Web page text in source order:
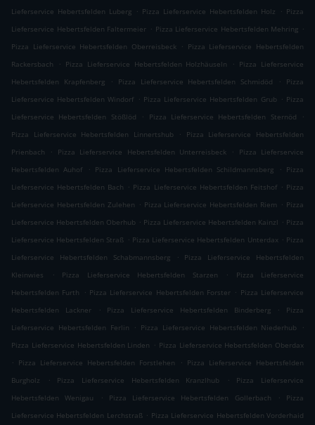
Lieferservice Hebertsfelden Luberg . Pizza Lieferservice Hebertsfelden Holz . Pizza
Lieferservice Hebertsfelden Faltermeier . Pizza Lieferservice Hebertsfelden Mehring .
Pizza Lieferservice Hebertsfelden Oberreisbeck . Pizza Lieferservice Hebertsfelden
Rackersbach
. Pizza Lieferservice Hebertsfelden Holzhäuseln . Pizza Lieferservice
Hebertsfelden Krapfenberg
. Pizza Lieferservice Hebertsfelden Schmidöd .
Pizza
Lieferservice Hebertsfelden Windorf . Pizza Lieferservice Hebertsfelden Grub . Pizza
Lieferservice Hebertsfelden Stößlöd
. Pizza Lieferservice Hebertsfelden Sternöd
.
Pizza Lieferservice Hebertsfelden Linnertshub
.
Pizza Lieferservice Hebertsfelden
Prienbach
. Pizza Lieferservice Hebertsfelden Unterreisbeck .
Pizza Lieferservice
Hebertsfelden Auhof
. Pizza Lieferservice Hebertsfelden Schildmannsberg . Pizza
Lieferservice Hebertsfelden Bach . Pizza Lieferservice Hebertsfelden Feitshof . Pizza
Lieferservice Hebertsfelden Zulehen . Pizza Lieferservice Hebertsfelden Riem . Pizza
Lieferservice Hebertsfelden Oberhub . Pizza Lieferservice Hebertsfelden Kainzl . Pizza
Lieferservice Hebertsfelden Straß . Pizza Lieferservice Hebertsfelden Unterdax . Pizza
Lieferservice Hebertsfelden Schabmannsberg
.
Pizza Lieferservice Hebertsfelden
Kleinwies
. Pizza Lieferservice Hebertsfelden Starzen .
Pizza Lieferservice
Hebertsfelden Furth
. Pizza Lieferservice Hebertsfelden Forster . Pizza Lieferservice
Hebertsfelden Lackner
. Pizza Lieferservice Hebertsfelden Binderberg .
Pizza
Lieferservice Hebertsfelden Ferlin
. Pizza Lieferservice Hebertsfelden Niederhub
.
Pizza Lieferservice Hebertsfelden Linden . Pizza Lieferservice Hebertsfelden Oberdax
. Pizza Lieferservice Hebertsfelden Forstlehen . Pizza Lieferservice Hebertsfelden
Burgholz
. Pizza Lieferservice Hebertsfelden Kranzlhub .
Pizza Lieferservice
Hebertsfelden Wenigau
. Pizza Lieferservice Hebertsfelden Gollerbach .
Pizza
Lieferservice Hebertsfelden Lerchstraß . Pizza Lieferservice Hebertsfelden Vorderhaid